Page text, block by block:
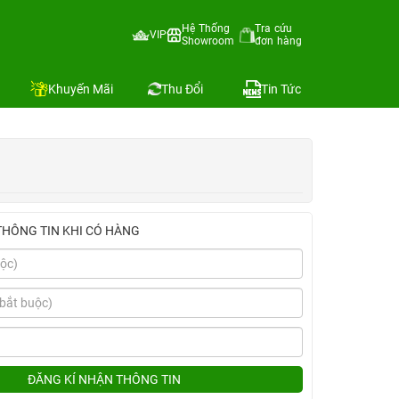
VIP
Hệ Thống
Showroom
Tra cứu
đơn hàng
Khuyến Mãi Thu Đổi Tin Tức
VN/A
TIN KHI CÓ HÀNG
ĐĂNG KÍ NHẬN THÔNG TIN